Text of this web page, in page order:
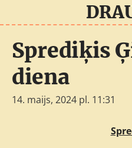
Sprediķis
diena
14. maijs, 2024 pl. 11:31